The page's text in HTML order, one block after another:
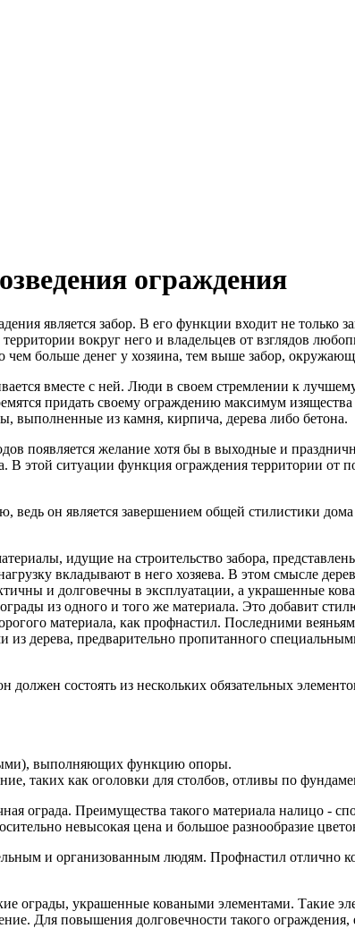
ограждения
является забор. В его функции входит не только
вокруг него и владельцев от взглядов
чем больше денег у хозяина, тем выше забор,
вместе с ней. Люди в своем стремлении к
придать своему ограждению максимум
выполненные из камня, кирпича, дерева либо бетона.
появляется желание хотя бы в выходные и
этой ситуации функция ограждения территории от
он является завершением общей стилистики
идущие на строительство забора,
вкладывают в него хозяева. В этом смысле
и долговечны в эксплуатации, а украшенные
из одного и того же материала. Это добавит
материала, как профнастил. Последними
из дерева, предварительно пропитанного
состоять из нескольких обязательных
выполняющих функцию опоры.
таких как оголовки для столбов, отливы по
ограда. Преимущества такого материала налицо -
невысокая цена и большое разнообразие
и организованным людям. Профнастил отлично
ограды, украшенные коваными элементами. Такие
Для повышения долговечности такого